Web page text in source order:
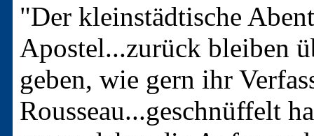
"Der kleinstädtische
Apostel...zurück bleiben
geben, wie gern ihr
Rousseau...geschnüffelt